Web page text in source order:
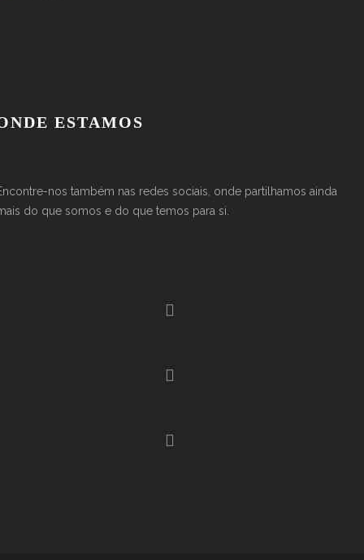
ESTAMOS
nos também nas redes sociais, onde partilhamos ainda
do que somos e do que temos para si.